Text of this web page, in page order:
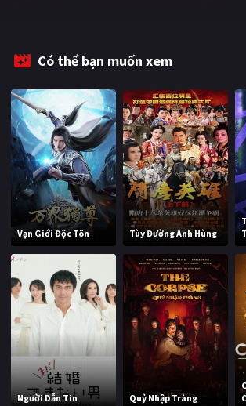
Có thể bạn muốn xem
Vạn Giới Độc Tôn Tùy Đường Anh Hùng
Người Dẫn Tin Quỷ Nhập Tràng